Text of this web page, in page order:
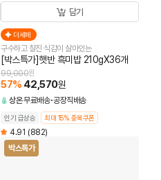
담기
더세페
구수하고 찰진 식감이 살아있는
[박스특가]햇반 흑미밥 210gX36개
99,000원
57% 42,570원
상온무료배송 공장직배송
인기 급상승 최대 15% 중복쿠폰
4.91 (882)
박스특가